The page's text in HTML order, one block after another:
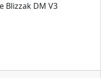
Blizzak DM V3